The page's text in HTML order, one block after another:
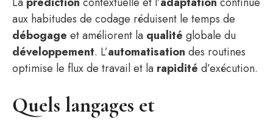
aux habitudes de codage réduisent le temps de
débogage et améliorent la qualité globale du
développement. L’automatisation des routines
optimise le flux de travail et la rapidité d’exécution.
Quels langages et